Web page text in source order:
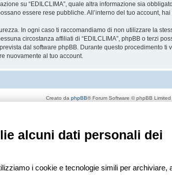
su “EDILCLIMA”, quale altra informazione sia
essere rese pubbliche. All’interno del tuo account,
In ogni caso ti raccomandiamo di non utilizzare la
circostanza affiliati di “EDILCLIMA”, phpBB o terzi
dal software phpBB. Durante questo procedimento
nuovamente al tuo account.
Creato da phpBB® Forum Software © phpBB Limited
alcuni dati personali dei
i cookie e tecnologie simili per archiviare,